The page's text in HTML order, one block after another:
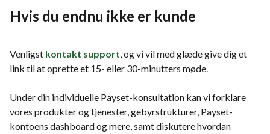
Hvis du endnu ikke er kunde
Venligst kontakt support, og vi vil med glæde give dig et
link til at oprette et 15- eller 30-minutters møde.
Under din individuelle Payset-konsultation kan vi forklare
vores produkter og tjenester, gebyrstrukturer, Payset-
kontoens dashboard og mere, samt diskutere hvordan